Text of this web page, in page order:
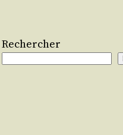
Rechercher